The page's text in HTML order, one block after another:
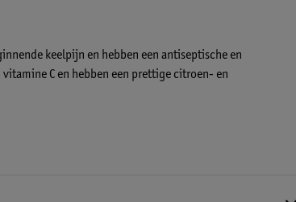
keelpijn en hebben een antiseptische en
C en hebben een prettige citroen- en